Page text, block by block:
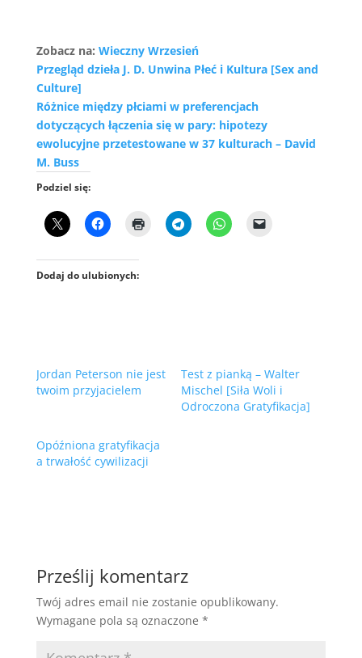
Zobacz na: Wieczny Wrzesień
Przegląd dzieła J. D. Unwina Płeć i Kultura [Sex and
Culture]
Różnice między płciami w preferencjach
dotyczących łączenia się w pary: hipotezy
ewolucyjne przetestowane w 37 kulturach – David
M. Buss
Podziel się:
Dodaj do ulubionych:
Jordan Peterson nie jest
twoim przyjacielem
Test z pianką – Walter
Mischel [Siła Woli i
Odroczona Gratyfikacja]
Opóźniona gratyfikacja
a trwałość cywilizacji
Prześlij komentarz
Twój adres email nie zostanie opublikowany.
Wymagane pola są oznaczone *